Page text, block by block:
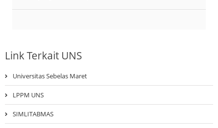
Link Terkait UNS
Universitas Sebelas Maret
LPPM UNS
SIMLITABMAS